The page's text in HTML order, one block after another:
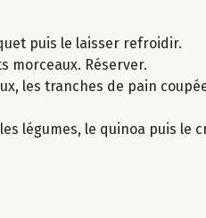
puis le laisser refroidir.
morceaux. Réserver.
les tranches de pain
légumes, le quinoa puis le